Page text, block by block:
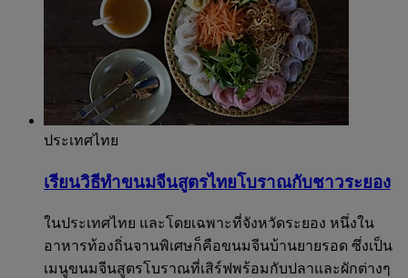
ประเทศไทย
เรียนวิธีทำขนมจีนสูตรไทยโบราณกับชาวระยอง​
ในประเทศไทย และโดยเฉพาะที่จังหวัดระยอง หนึ่งใน
อาหารท้องถิ่นจานพิเศษก็คือขนมจีนบ้านยายรอด ซึ่งเป็น
เมนูขนมจีนสูตรโบราณที่เสิร์ฟพร้อมกับปลาและผักต่างๆ